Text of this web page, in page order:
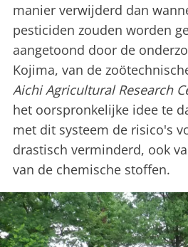
manier verwijderd dan
pesticiden zouden worden
aangetoond door de
Kojima, van de
Aichi Agricultural Research
het oorspronkelijke idee te
met dit systeem de risico's
drastisch verminderd, ook
van de chemische stoffen.